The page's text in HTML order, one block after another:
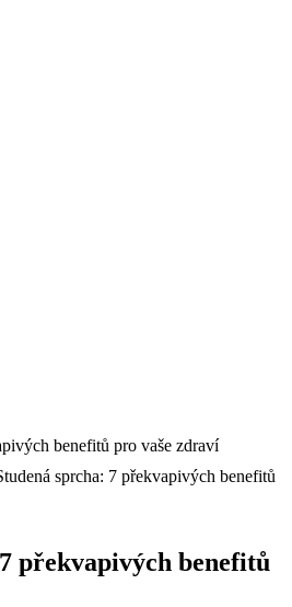
sprcha: 7 překvapivých benefitů
překvapivých benefitů